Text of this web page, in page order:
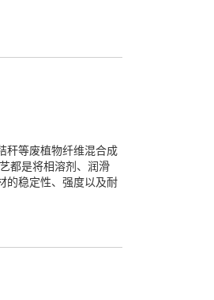
秆等废植物纤维混合成
都是将相溶剂、润滑
的稳定性、强度以及耐